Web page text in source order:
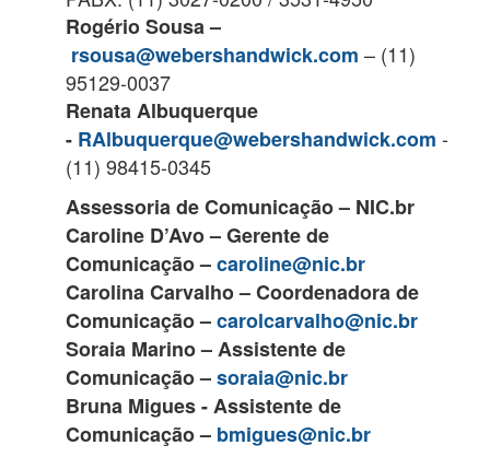
Rogério Sousa –
rsousa@webershandwick.com – (11)
95129-0037
Renata Albuquerque
- RAlbuquerque@webershandwick.com -
(11) 98415-0345
Assessoria de Comunicação – NIC.br
Caroline D’Avo – Gerente de
Comunicação –caroline@nic.br
Carolina Carvalho – Coordenadora de
Comunicação –carolcarvalho@nic.br
Soraia Marino– Assistente de
Comunicação –soraia@nic.br
Bruna Migues - Assistente de
Comunicação – bmigues@nic.br